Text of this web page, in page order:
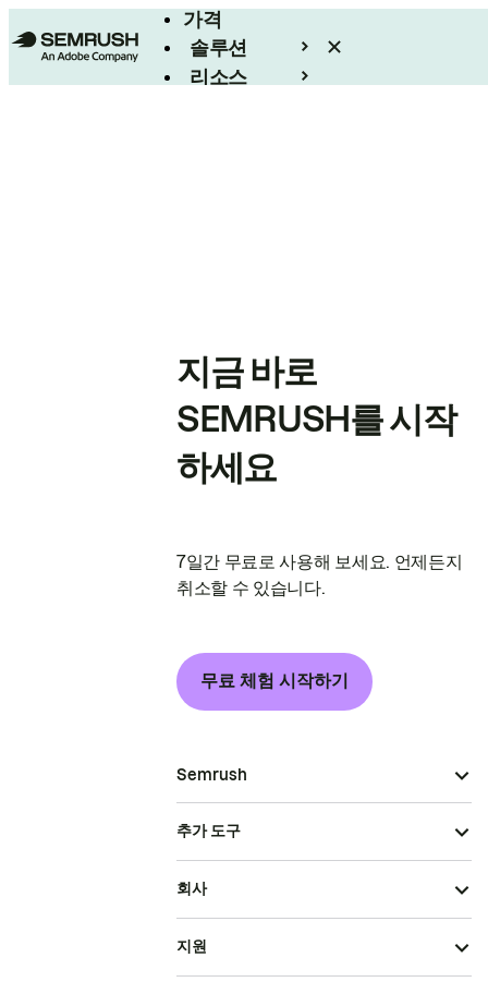
가격
솔루션
리소스
지금 바로
SEMRUSH를 시작
하세요
7일간 무료로 사용해 보세요. 언제든지
취소할 수 있습니다.
무료 체험 시작하기
Semrush
추가 도구
회사
지원